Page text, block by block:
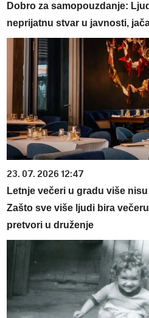
Dobro za samopouzdanje:
neprijatnu stvar u javnosti,
23. 07. 2026 12:47
Letnje večeri u gradu više
Zašto sve više ljudi bira
pretvori u druženje